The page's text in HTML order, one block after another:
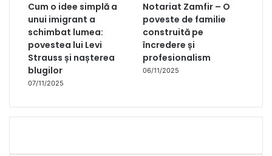
Cum o idee simplă a
unui imigrant a
schimbat lumea:
povestea lui Levi
Strauss și nașterea
blugilor
07/11/2025
Notariat Zamfir – O
poveste de familie
construită pe
încredere și
profesionalism
06/11/2025